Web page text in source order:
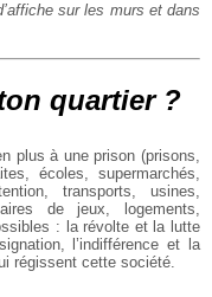
sur les murs et dans
quartier ?
plus à une prison (prisons,
écoles, supermarchés,
transports, usines,
de jeux, logements,
: la révolte et la lutte
l’indifférence et la
régissent cette société.